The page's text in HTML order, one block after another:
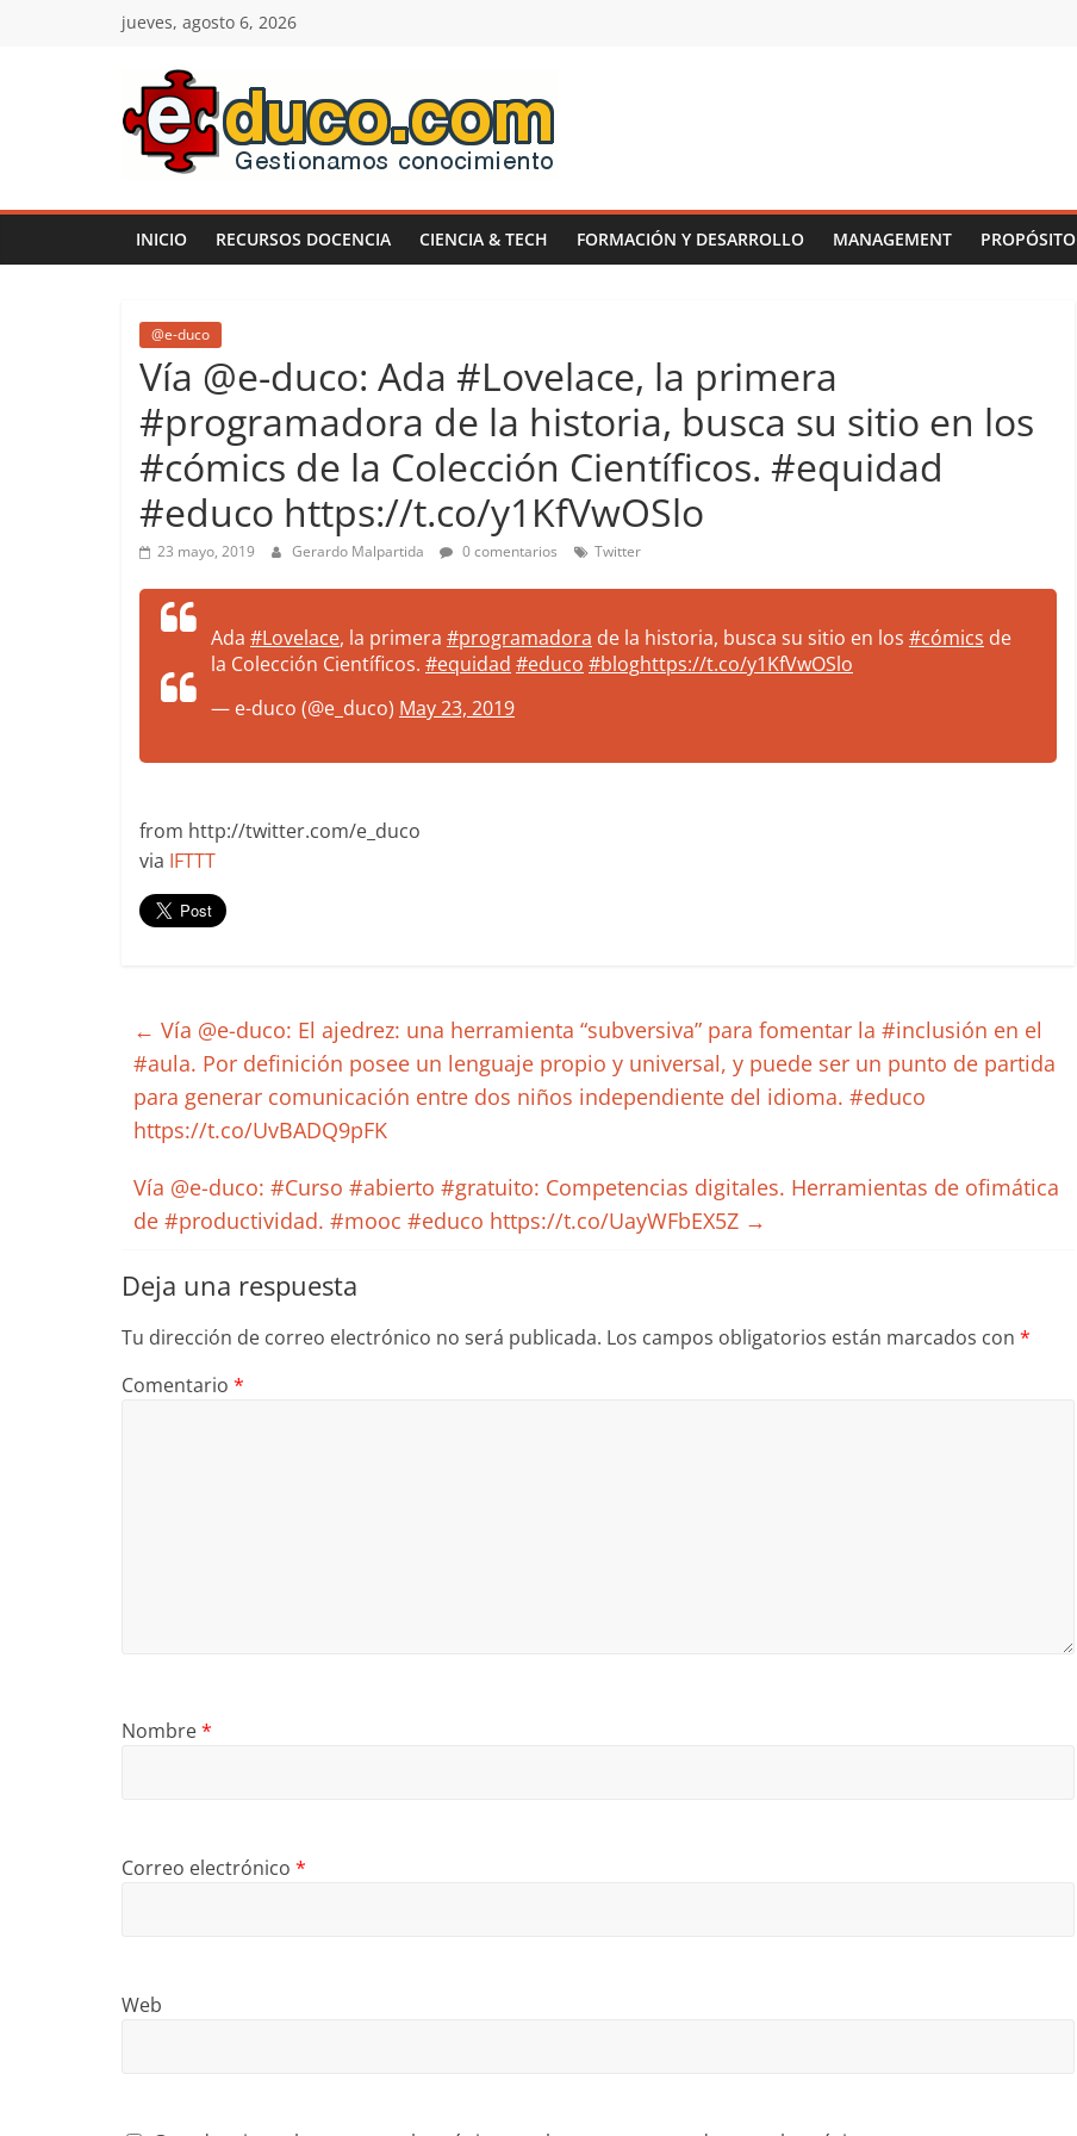
jueves, agosto 6, 2026
E-
duco:
Gestión
del
Conocimiento
Learn
more.
Do
more.
more.
INICIO RECURSOS DOCENCIA CIENCIA & TECH FORMACIÓN Y DESARROLLO MANAGEMENT PROPÓSITO
@e-duco
Vía @e-duco: Ada #Lovelace, la primera
#programadora de la historia, busca su sitio en los
#cómics de la Colección Científicos. #equidad
#educo https://t.co/y1KfVwOSlo
23 mayo, 2019 Gerardo Malpartida 0 comentarios Twitter
Ada #Lovelace, la primera #programadora de la historia, busca su sitio en los #cómics de
la Colección Científicos. #equidad #educo #bloghttps://t.co/y1KfVwOSlo
— e-duco (@e_duco) May 23, 2019
from http://twitter.com/e_duco
via IFTTT
← Vía @e-duco: El ajedrez: una herramienta “subversiva” para fomentar la #inclusión en el
#aula. Por definición posee un lenguaje propio y universal, y puede ser un punto de partida
para generar comunicación entre dos niños independiente del idioma. #educo
https://t.co/UvBADQ9pFK
Vía @e-duco: #Curso #abierto #gratuito: Competencias digitales. Herramientas de ofimática
de #productividad. #mooc #educo https://t.co/UayWFbEX5Z →
Deja una respuesta
Tu dirección de correo electrónico no será publicada. Los campos obligatorios están marcados con *
Comentario *
Nombre*
Correo electrónico *
Web